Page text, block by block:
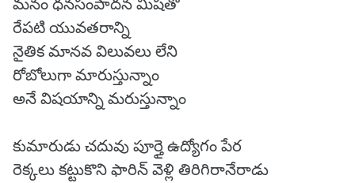
మనం ధనసంపాదన మిషతో
రేపటి యువతరాన్ని
నైతిక మానవ విలువలు లేని
రోబోలుగా మారుస్తున్నాం
అనే విషయాన్ని మరుస్తున్నాం
కుమారుడు చదువు పూర్తై ఉద్యోగం పేర
రెక్కలు కట్టుకొని ఫారిన్ వెళ్లి తిరిగిరానేరాడు